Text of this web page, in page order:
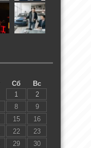
Сб
Вс
1
2
8
9
15
16
22
23
29
30